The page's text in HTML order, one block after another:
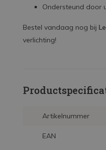
Ondersteund door
Bestel vandaag nog bij
verlichting!
Artikelnummer
EAN